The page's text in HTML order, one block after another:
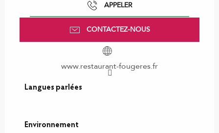
APPELER
CONTACTEZ-NOUS
www.restaurant-fougeres.fr
Langues parlées
Langues parlées
Environnement
Environnement